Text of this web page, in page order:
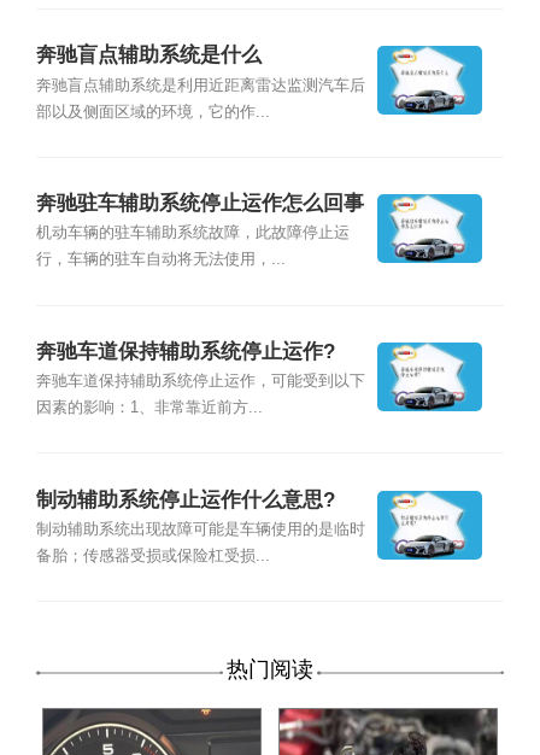
奔驰盲点辅助系统是什么
奔驰盲点辅助系统是利用近距离雷达监测汽车后
部以及侧面区域的环境，它的作...
奔驰驻车辅助系统停止运作怎么回事
机动车辆的驻车辅助系统故障，此故障停止运
行，车辆的驻车自动将无法使用，...
奔驰车道保持辅助系统停止运作?
奔驰车道保持辅助系统停止运作，可能受到以下
因素的影响：1、非常靠近前方...
制动辅助系统停止运作什么意思?
制动辅助系统出现故障可能是车辆使用的是临时
备胎；传感器受损或保险杠受损...
热门阅读